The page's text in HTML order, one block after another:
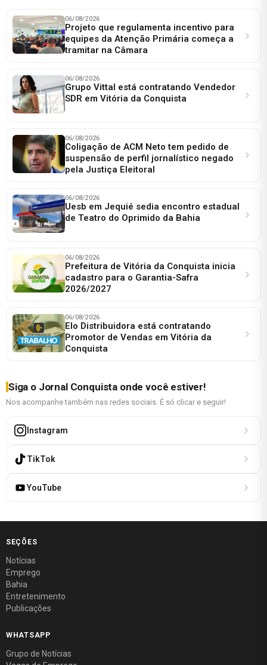
06/08/2026
Projeto que regulamenta incentivo para
equipes da Atenção Primária começa a
tramitar na Câmara
06/08/2026
Grupo Vittal está contratando Vendedor
SDR em Vitória da Conquista
06/08/2026
Coligação de ACM Neto tem pedido de
suspensão de perfil jornalístico negado
pela Justiça Eleitoral
06/08/2026
Uesb em Jequié sedia encontro estadual
de Teatro do Oprimido da Bahia
06/08/2026
Prefeitura de Vitória da Conquista inicia
cadastro para o Garantia-Safra
2026/2027
06/08/2026
Elo Distribuidora está contratando
Promotor de Vendas em Vitória da
Conquista
Siga o Jornal Conquista onde você estiver!
Nos acompanhe também nas redes sociais. É só clicar e seguir!
Instagram
TikTok
YouTube
SEÇÕES
Notícias
Emprego
Bahia
Entretenimento
Publicações
WHATSAPP
Grupo de Notícias